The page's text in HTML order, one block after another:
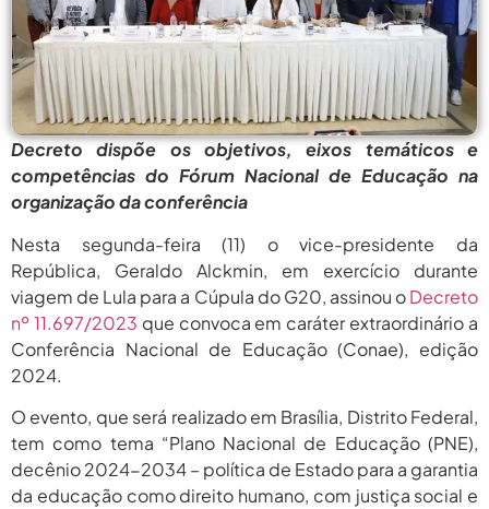
PROIFES Celebra Os 58 Anos Da
APUB...
agosto 6,
MEC Autoriza 937 Novos Cargos Em
Institutos Federais...
agosto 6,
2026
Balanço Da 78ª SBPC: Na Primeira
Participação, PROIFES...
agosto
6, 2026
6 De Agosto: Dia Nacional Dos
PROIFES Celebra Os 58 Anos Da
APUB...
agosto 6,
2026
MEC Autoriza 937 Novos Cargos Em
Institutos Federais...
Participação, PROIFES...
6, 2026
6 De Agosto: Dia Nacional Dos
Profissionais De...
agosto 6,
2026
Decreto dispõe os objetivos, eixos temáticos e
competências do Fórum Nacional de Educação na
organização da conferência
Nesta segunda-feira (11) o vice-presidente da
República, Geraldo Alckmin, em exercício durante
viagem de Lula para a Cúpula do G20, assinou oDecreto
nº 11.697/2023 que convoca em caráter extraordinário a
Conferência Nacional de Educação (Conae), edição
2024.
O evento, que será realizado em Brasília, Distrito Federal,
tem como tema “Plano Nacional de Educação (PNE),
decênio 2024-2034 – política de Estado para a garantia
da educação como direito humano, com justiça social e